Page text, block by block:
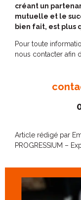
créant un
mutuelle et le
bien fait, est plus
Pour toute
nous contacter afin
Article rédigé par
PROGRESSIUM –